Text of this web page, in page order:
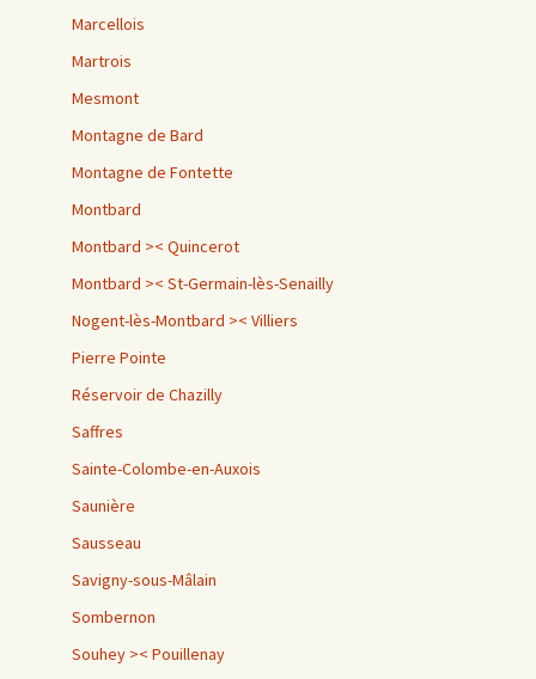
Marcellois
Martrois
Mesmont
Montagne de Bard
Montagne de Fontette
Montbard
Montbard >< Quincerot
Montbard >< St-Germain-lès-Senailly
Nogent-lès-Montbard >< Villiers
Pierre Pointe
Réservoir de Chazilly
Saffres
Sainte-Colombe-en-Auxois
Saunière
Sausseau
Savigny-sous-Mâlain
Sombernon
Souhey >< Pouillenay